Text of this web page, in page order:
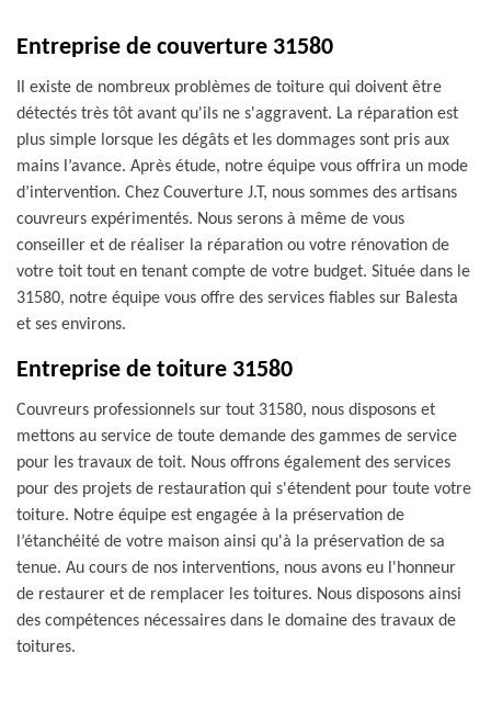
Entreprise de couverture 31580
Il existe de nombreux problèmes de toiture qui doivent être
détectés très tôt avant qu'ils ne s'aggravent. La réparation est
plus simple lorsque les dégâts et les dommages sont pris aux
mains l’avance. Après étude, notre équipe vous offrira un mode
d’intervention. Chez Couverture J.T, nous sommes des artisans
couvreurs expérimentés. Nous serons à même de vous
conseiller et de réaliser la réparation ou votre rénovation de
votre toit tout en tenant compte de votre budget. Située dans le
31580, notre équipe vous offre des services fiables sur Balesta
et ses environs.
Entreprise de toiture 31580
Couvreurs professionnels sur tout 31580, nous disposons et
mettons au service de toute demande des gammes de service
pour les travaux de toit. Nous offrons également des services
pour des projets de restauration qui s'étendent pour toute votre
toiture. Notre équipe est engagée à la préservation de
l’étanchéité de votre maison ainsi qu'à la préservation de sa
tenue. Au cours de nos interventions, nous avons eu l'honneur
de restaurer et de remplacer les toitures. Nous disposons ainsi
des compétences nécessaires dans le domaine des travaux de
toitures.